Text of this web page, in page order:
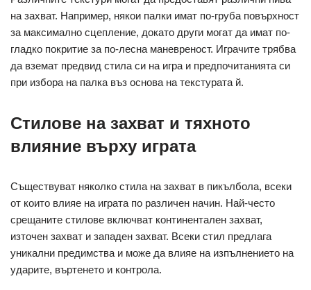
на захват. Например, някои палки имат по-груба повърхност
за максимално сцепление, докато други могат да имат по-
гладко покритие за по-лесна маневреност. Играчите трябва
да вземат предвид стила си на игра и предпочитанията си
при избора на палка въз основа на текстурата й.
Стилове на захват и тяхното
влияние върху играта
Съществуват няколко стила на захват в пикълбола, всеки
от които влияе на играта по различен начин. Най-често
срещаните стилове включват континентален захват,
източен захват и западен захват. Всеки стил предлага
уникални предимства и може да влияе на изпълнението на
ударите, въртенето и контрола.